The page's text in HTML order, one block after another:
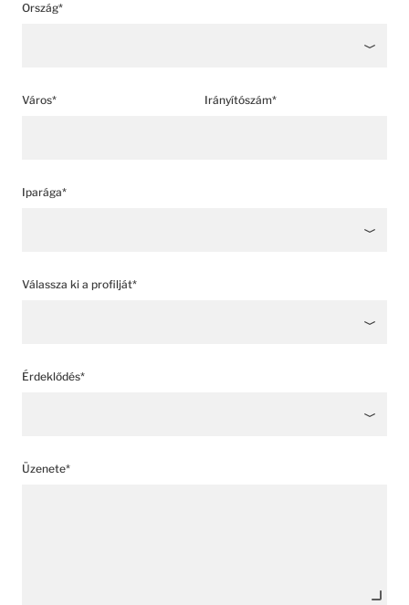
Ország*
Város* Irányítószám*
Iparága*
Válassza ki a profilját*
Érdeklődés*
Üzenete*